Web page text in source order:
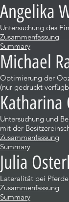
Angelika
Untersuchung des
Zusammenfassung
Summary
Michael
Optimierung der
(nur gedruckt
Katharina
Untersuchung und
mit der
Zusammenfassung
Summary
Julia
Lateralität bei
Zusammenfassung
Summary